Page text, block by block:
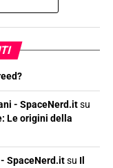
- SpaceNerd.itsu
Le origini della
SpaceNerd.itsu Il